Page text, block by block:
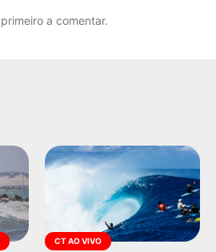
a comentar.
CT AO VIVO